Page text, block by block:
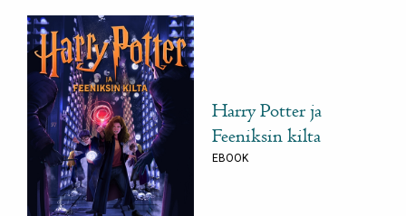
Harry Potter ja
Feeniksin kilta
EBOOK